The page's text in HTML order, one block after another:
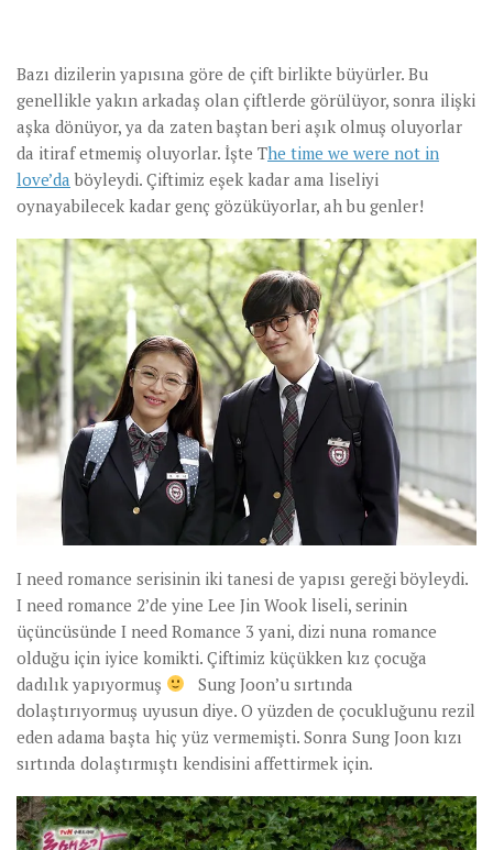
Bazı dizilerin yapısına göre de çift birlikte büyürler. Bu
genellikle yakın arkadaş olan çiftlerde görülüyor, sonra ilişki
aşka dönüyor, ya da zaten baştan beri aşık olmuş oluyorlar
da itiraf etmemiş oluyorlar. İşte The time we were not in
love’da böyleydi. Çiftimiz eşek kadar ama liseliyi
oynayabilecek kadar genç gözüküyorlar, ah bu genler!
I need romance serisinin iki tanesi de yapısı gereği böyleydi.
I need romance 2’de yine Lee Jin Wook liseli, serinin
üçüncüsünde I need Romance 3 yani, dizi nuna romance
olduğu için iyice komikti. Çiftimiz küçükken kız çocuğa
dadılık yapıyormuş
Sung Joon’u sırtında
dolaştırıyormuş uyusun diye. O yüzden de çocukluğunu rezil
eden adama başta hiç yüz vermemişti. Sonra Sung Joon kızı
sırtında dolaştırmıştı kendisini affettirmek için.